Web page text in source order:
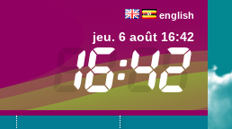
english
jeu. 6 août 16:42